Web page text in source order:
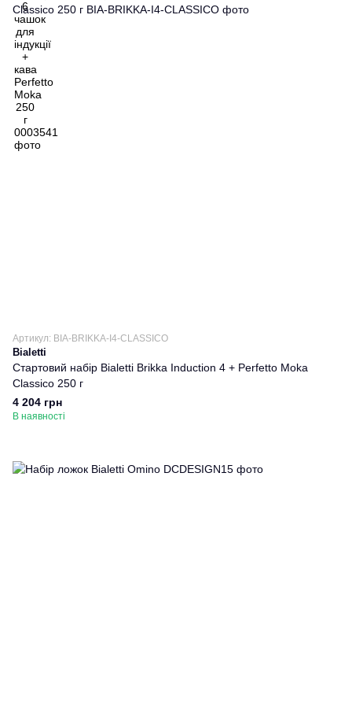
Артикул: BIA-BRIKKA-I4-CLASSICO
Bialetti
Стартовий набір Bialetti Brikka Induction 4 + Perfetto Moka
Classico 250 г
4 204 грн
В наявності